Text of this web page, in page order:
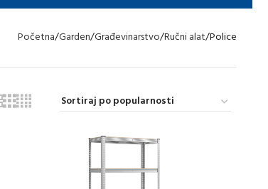
Početna Garden Građevinarstvo Ručni alat Police